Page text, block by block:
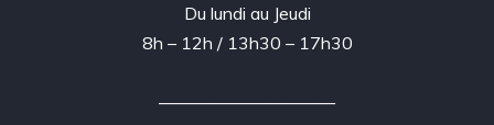
Du lundi au Jeudi
8h – 12h / 13h30 – 17h30
——————————